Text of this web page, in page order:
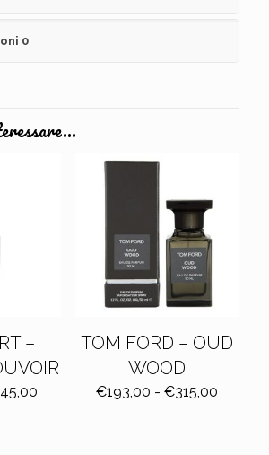
0
–
Fascia
TOM FORD – OUD
WOOD
€193,00 - €315,00